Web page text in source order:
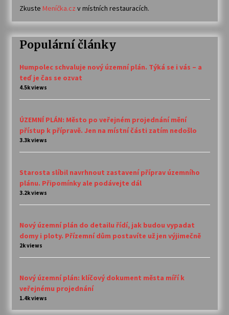
Zkuste Meníčka.cz v místních restauracích.
Populární články
Humpolec schvaluje nový územní plán. Týká se i vás – a
teď je čas se ozvat
4.5k views
ÚZEMNÍ PLÁN: Město po veřejném projednání mění
přístup k přípravě. Jen na místní části zatím nedošlo
3.3k views
Starosta slíbil navrhnout zastavení příprav územního
plánu. Připomínky ale podávejte dál
3.2k views
Nový územní plán do detailu řídí, jak budou vypadat
domy i ploty. Přízemní dům postavíte už jen výjimečně
2k views
Nový územní plán: klíčový dokument města míří k
veřejnému projednání
1.4k views